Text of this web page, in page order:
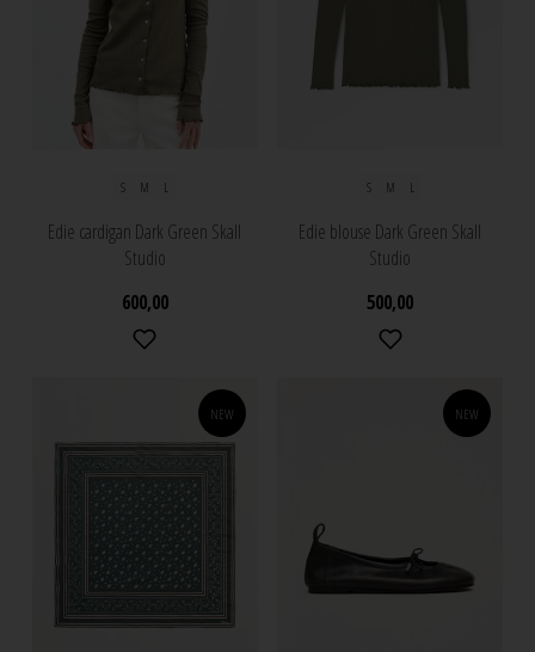
S M L
Edie cardigan Dark Green Skall
Studio
600,00
S M L
Edie blouse Dark Green Skall
Studio
500,00
NEW NEW